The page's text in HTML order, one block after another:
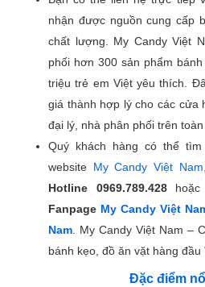
nhận được nguồn cung cấp
chất lượng. My Candy Việt
phối hơn 300 sản phẩm
triệu trẻ em Việt yêu thích.
giá thành hợp lý cho các cửa
đại lý, nhà phân phối trên toàn
Quý khách hàng có thể
website My Candy Việt Nam,
Hotline 0969.789.428hoặc
Fanpage My Candy Việt
Nam . My Candy Việt Nam –
bánh kẹo, đồ ăn vặt hàng đầu
Đặc điểm